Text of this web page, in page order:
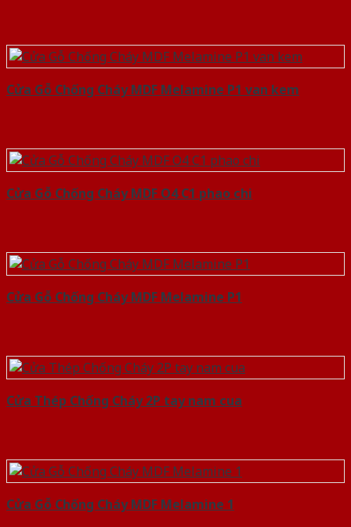
Cửa Gỗ Chống Cháy MDF Melamine P1 van kem
Cửa Gỗ Chống Cháy MDF O4 C1 phao chi
Cửa Gỗ Chống Cháy MDF Melamine P1
Cửa Thép Chống Cháy 2P tay nam cua
Cửa Gỗ Chống Cháy MDF Melamine 1